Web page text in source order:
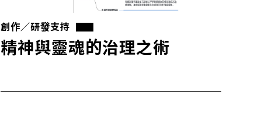
創作／研發支持
精神與靈魂的治理之術